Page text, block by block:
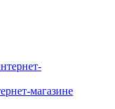
магазине